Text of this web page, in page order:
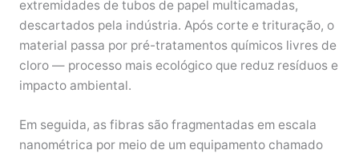
extremidades de tubos de papel multicamadas,
descartados pela indústria. Após corte e trituração, o
material passa por pré-tratamentos químicos livres de
cloro — processo mais ecológico que reduz resíduos e
impacto ambiental.
Em seguida, as fibras são fragmentadas em escala
nanométrica por meio de um equipamento chamado